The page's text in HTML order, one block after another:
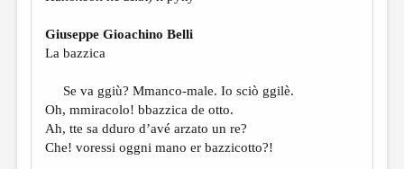
ВКОНТАКТЕ
Giuseppe Gioachino Belli
La bazzica
Se va ggiù? Mmanco-male. Io sciò ggilè.
Oh, mmiracolo! bbazzica de otto.
Ah, tte sa dduro d’avé arzato un re?
Che! voressi oggni mano er bazzicotto?!